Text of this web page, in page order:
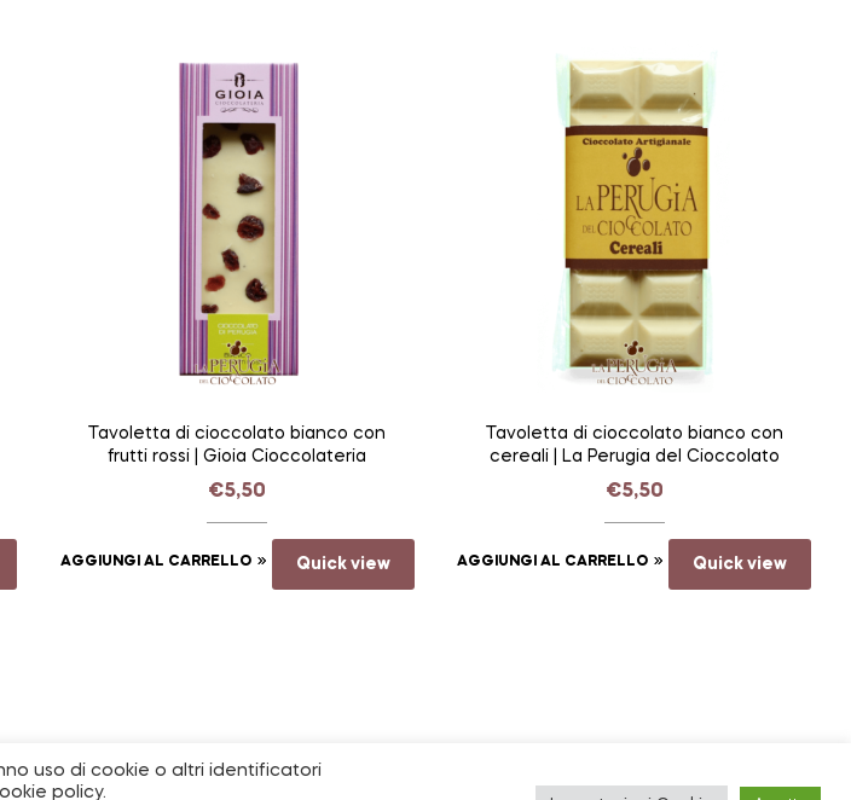
Tavoletta di cioccolato bianco con
frutti rossi | Gioia Cioccolateria
€5,50
AGGIUNGI AL CARRELLO Quick view
Tavoletta di cioccolato bianco con
cereali | La Perugia del Cioccolato
€5,50
AGGIUNGI AL CARRELLO Quick view
uso di cookie o altri identificatori
policy.